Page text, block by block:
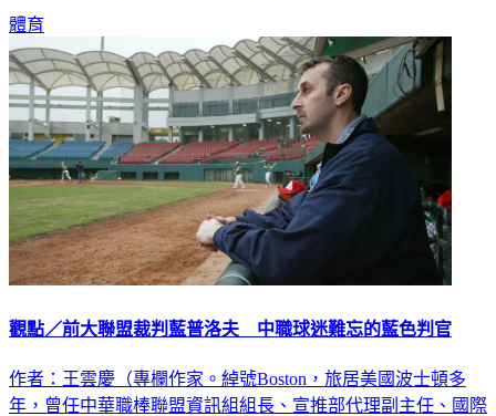
體育
觀點／前大聯盟裁判藍普洛夫 中職球迷難忘的藍色判官
作者：王雲慶（專欄作家。綽號Boston，旅居美國波士頓多
年，曾任中華職棒聯盟資訊組組長、宣推部代理副主任、國際